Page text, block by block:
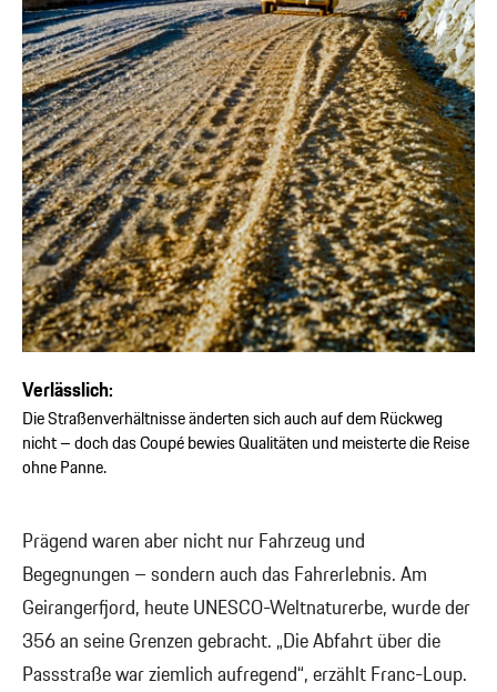
Verlässlich:
Die Straßenverhältnisse änderten sich auch auf dem Rückweg
nicht – doch das Coupé bewies Qualitäten und meisterte die Reise
ohne Panne.
Prägend waren aber nicht nur Fahrzeug und
Begegnungen – sondern auch das Fahrerlebnis. Am
Geirangerfjord, heute UNESCO-Weltnaturerbe, wurde der
356 an seine Grenzen gebracht. „Die Abfahrt über die
Passstraße war ziemlich aufregend“, erzählt Franc-Loup.